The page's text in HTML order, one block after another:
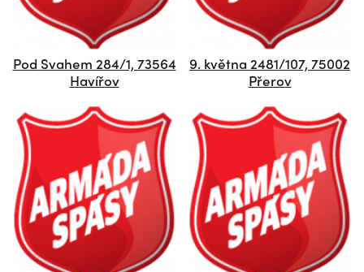
Pod Svahem 284/1, 73564
Havířov
9. května 2481/107, 75002
Přerov